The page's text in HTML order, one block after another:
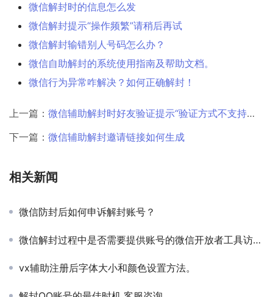
微信解封时的信息怎么发
微信解封提示“操作频繁”请稍后再试
微信解封输错别人号码怎么办？
微信自助解封的系统使用指南及帮助文档。
微信行为异常咋解决？如何正确解封！
上一篇： 微信辅助解封时好友验证提示“验证方式不支持该地区”如何解决？
下一篇： 微信辅助解封邀请链接如何生成
相关新闻
微信防封后如何申诉解封账号？
微信解封过程中是否需要提供账号的微信开放者工具访问权限？
vx辅助注册后字体大小和颜色设置方法。